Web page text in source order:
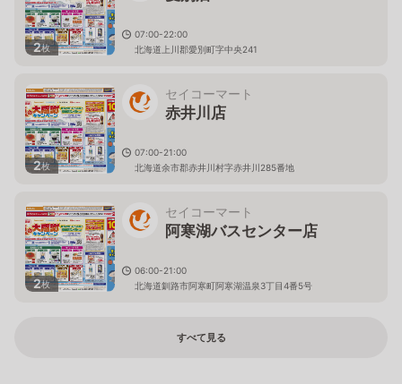
2枚
07:00-22:00
北海道上川郡愛別町字中央241
2枚
セイコーマート
赤井川店
07:00-21:00
北海道余市郡赤井川村字赤井川285番地
2枚
セイコーマート
阿寒湖バスセンター店
06:00-21:00
北海道釧路市阿寒町阿寒湖温泉3丁目4番5号
すべて見る